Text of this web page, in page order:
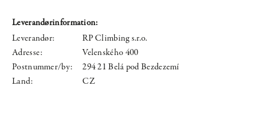
Leverandørinformation:
Leverandør:
RP Climbing s.r.o.
Adresse:
Velenského 400
Postnummer/by:
294 21 Belá pod Bezdezemí
Land:
CZ